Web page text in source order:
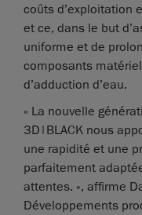
coûts d’exploitation
et ce, dans le but
uniforme et de
composants
d’adduction d’eau.
« La nouvelle
3D|BLACK nous
une rapidité et une
parfaitement
attentes. », affirme
Développements